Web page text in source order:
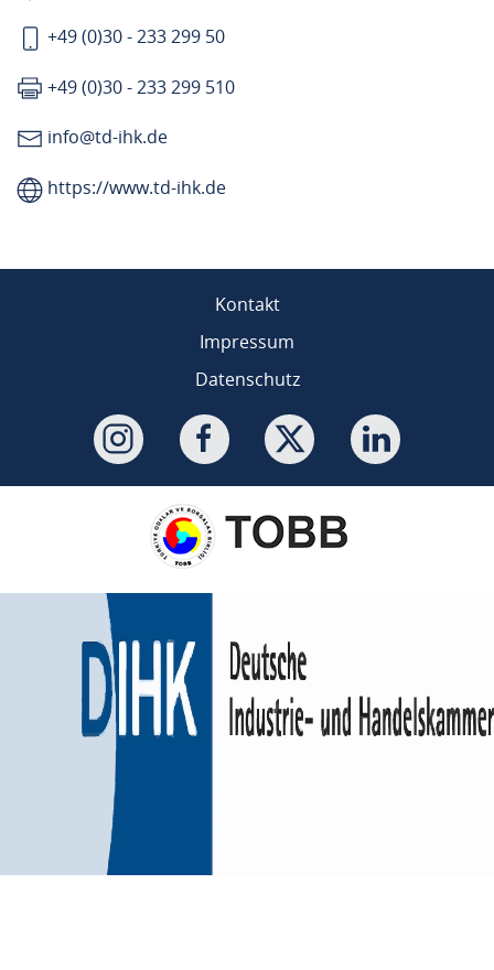
+49 (0)30 - 233 299 50
+49 (0)30 - 233 299 510
info@td-ihk.de
https://www.td-ihk.de
Kontakt
Impressum
Datenschutz